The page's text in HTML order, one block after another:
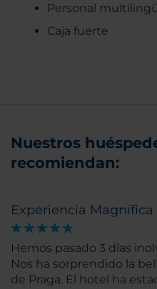
Personal
Caja fuerte
Nuestros
recomiendan:
Experiencia Magnífica
Hemos pasado 3 días
Nos ha sorprendido la
de Praga. El hotel ha